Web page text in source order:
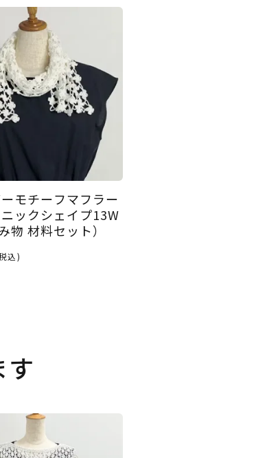
モチーフマフラー
ックシェイプ13W
物 材料セット）
込)